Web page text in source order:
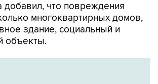
добавил, что повреждения
многоквартирных домов,
здание, социальный и
объекты.